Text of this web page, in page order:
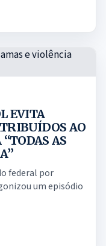
EVITA
AO
AS
federal por
um episódio